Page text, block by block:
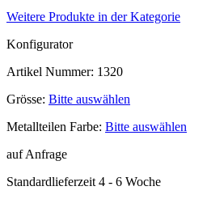
Weitere Produkte in der Kategorie
Konfigurator
Artikel Nummer: 1320
Grösse: Bitte auswählen
Metallteilen Farbe: Bitte auswählen
auf Anfrage
Standardlieferzeit 4 - 6 Woche